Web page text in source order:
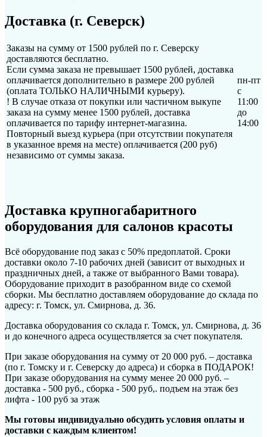
Доставка (г. Северск)
Заказы на сумму от 1500 рублей по г. Северску
доставляются бесплатно.
Если сумма заказа не превышает 1500 рублей, доставка
оплачивается дополнительно в размере 200 рублей
(оплата ТОЛЬКО НАЛИЧНЫМИ курьеру).
! В случае отказа от покупки или частичном выкупе
заказа на сумму менее 1500 рублей, доставка
оплачивается по тарифу интернет-магазина.
Повторный выезд курьера (при отсутствии покупателя
в указанное время на месте) оплачивается (200 руб)
независимо от суммы заказа.
пн-пт
с
11:00
до
14:00
Доставка крупногабаритного
оборудования для салонов красоты
Всё оборудование под заказ с 50% предоплатой. Сроки
доставки около 7-10 рабочих дней (зависит от выходных и
праздничных дней, а также от выбранного Вами товара).
Оборудование приходит в разобранном виде со схемой
сборки. Мы бесплатно доставляем оборудование до склада по
адресу: г. Томск, ул. Смирнова, д. 36.
Доставка оборудования со склада г. Томск, ул. Смирнова, д. 36
и до конечного адреса осуществляется за счет покупателя.
При заказе оборудования на сумму от 20 000 руб. – доставка
(по г. Томску и г. Северску до адреса) и сборка в ПОДАРОК!
При заказе оборудования на сумму менее 20 000 руб. –
доставка - 500 руб., сборка - 500 руб,. подъем на этаж без
лифта - 100 руб за этаж
Мы готовы индивидуально обсудить условия оплаты и
доставки с каждым клиентом!